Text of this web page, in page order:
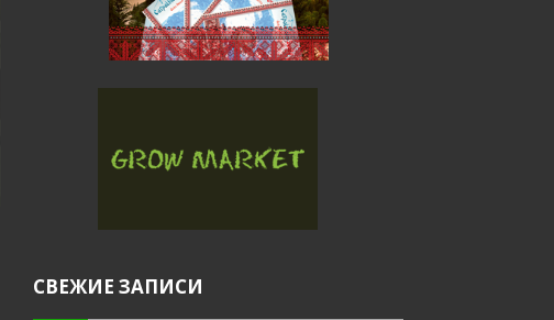
СВЕЖИЕ ЗАПИСИ